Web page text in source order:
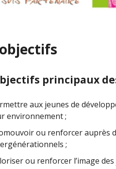
principaux
aux jeunes de
environnement ;
ou renforcer auprès
;
ou renforcer l’image